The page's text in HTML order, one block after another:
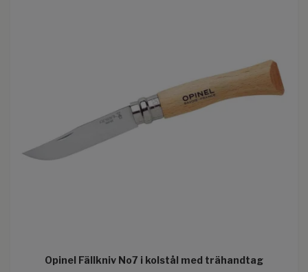
Opinel Fällkniv No7 i kolstål med trähandtag